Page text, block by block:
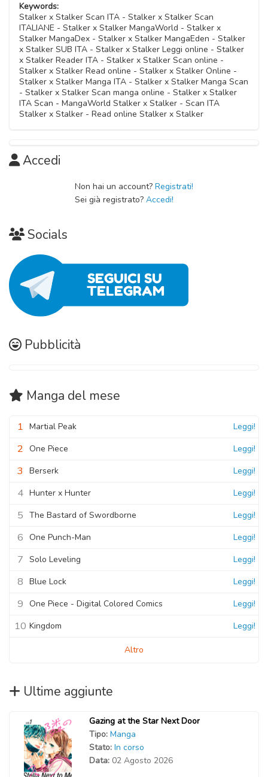
Keywords:
Stalker x Stalker Scan ITA - Stalker x Stalker Scan
ITALIANE - Stalker x Stalker MangaWorld - Stalker x
Stalker MangaDex - Stalker x Stalker MangaEden - Stalker
x Stalker SUB ITA - Stalker x Stalker Leggi online - Stalker
x Stalker Reader ITA - Stalker x Stalker Scan online -
Stalker x Stalker Read online - Stalker x Stalker Online -
Stalker x Stalker Manga ITA - Stalker x Stalker Manga Scan
- Stalker x Stalker Scan manga online - Stalker x Stalker
ITA Scan - MangaWorld Stalker x Stalker - Scan ITA
Stalker x Stalker - Read online Stalker x Stalker
Accedi
Non hai un account? Registrati!
Sei già registrato? Accedi!
Socials
Pubblicità
Manga del mese
1 Martial Peak Leggi!
2 One Piece Leggi!
3 Berserk Leggi!
4 Hunter x Hunter Leggi!
5 The Bastard of Swordborne Leggi!
6 One Punch-Man Leggi!
7 Solo Leveling Leggi!
8 Blue Lock Leggi!
9 One Piece - Digital Colored Comics Leggi!
10 Kingdom Leggi!
Altro
Ultime aggiunte
Gazing at the Star Next Door
Tipo: Manga
Stato: In corso
Data: 02 Agosto 2026